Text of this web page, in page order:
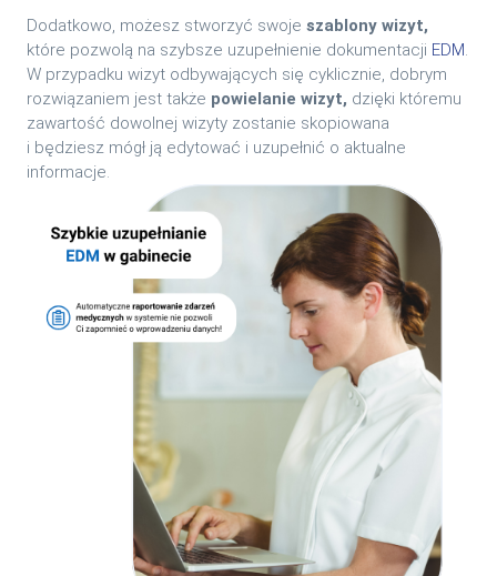
Dodatkowo, możesz stworzyć swoje szablony wizyt,
które pozwolą na szybsze uzupełnienie dokumentacji EDM.
W przypadku wizyt odbywających się cyklicznie, dobrym
rozwiązaniem jest także powielanie wizyt, dzięki któremu
zawartość dowolnej wizyty zostanie skopiowana
i będziesz mógł ją edytować i uzupełnić o aktualne
informacje.